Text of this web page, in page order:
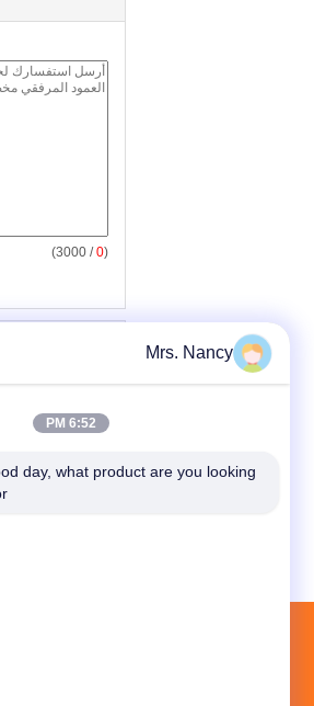
(
0
/ 3000)
Mrs. Nancy
6:52 PM
day, what product are you looking